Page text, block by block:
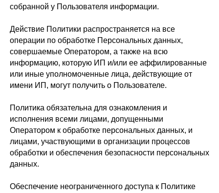
собранной у Пользователя информации.
Действие Политики распространяется на все
операции по обработке Персональных данных,
совершаемые Оператором, а также на всю
информацию, которую ИП и/или ее аффилированные
или иные уполномоченные лица, действующие от
имени ИП, могут получить о Пользователе.
Политика обязательна для ознакомления и
исполнения всеми лицами, допущенными
Оператором к обработке персональных данных, и
лицами, участвующими в организации процессов
обработки и обеспечения безопасности персональных
данных.
Обеспечение неограниченного доступа к Политике